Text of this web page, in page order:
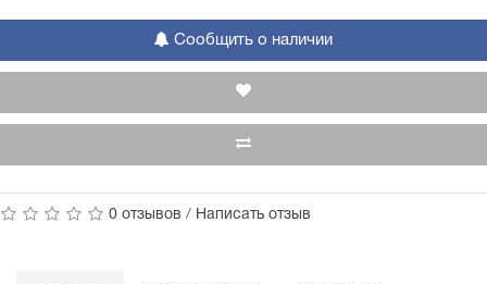
Сообщить о наличии
0 отзывов / Написать отзыв